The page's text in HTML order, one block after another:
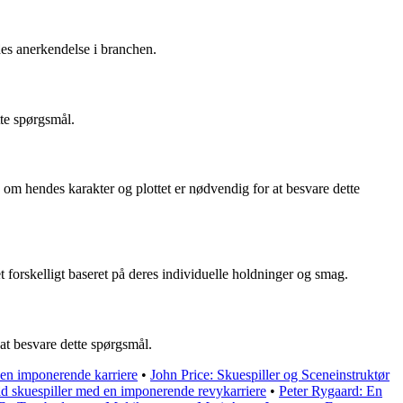
anerkendelse i branchen.
spørgsmål.
hendes karakter og plottet er nødvendig for at besvare dette
baseret på deres individuelle holdninger og smag.
besvare dette spørgsmål.
imponerende karriere • John Price: Skuespiller og Sceneinstruktør
skuespiller med en imponerende revykarriere • Peter Rygaard: En